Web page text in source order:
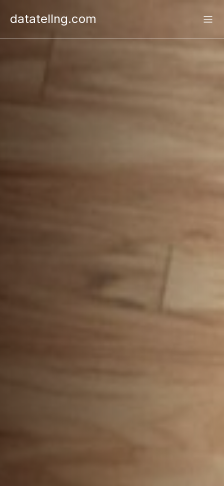
datatellng.com